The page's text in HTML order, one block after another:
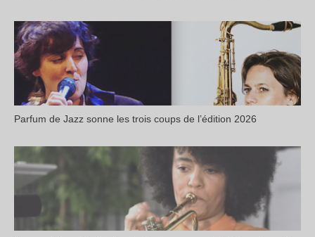
Parfum de Jazz sonne les trois coups de l’édition 2026